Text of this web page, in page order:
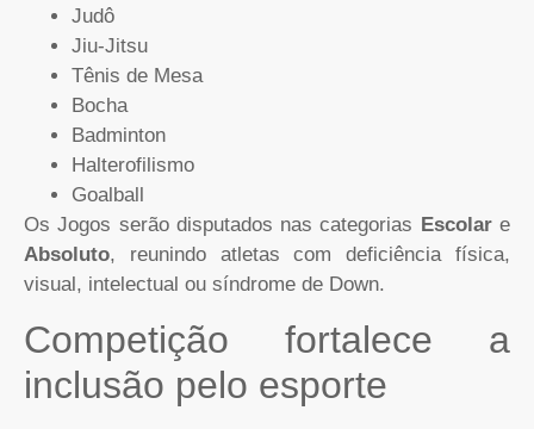
Judô
Jiu-Jitsu
Tênis de Mesa
Bocha
Badminton
Halterofilismo
Goalball
Os Jogos serão disputados nas categorias Escolare
Absoluto, reunindo atletas com deficiência física,
visual, intelectual ou síndrome de Down.
Competição fortalece a
inclusão pelo esporte